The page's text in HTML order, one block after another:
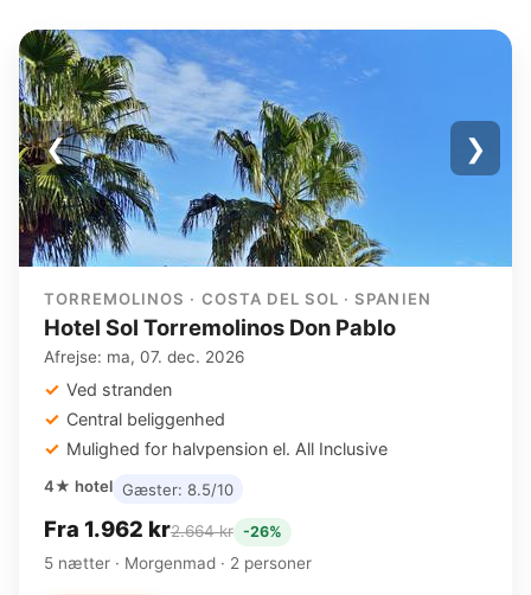
❮ ❯
TORREMOLINOS · COSTA DEL SOL · SPANIEN
Hotel Sol Torremolinos Don Pablo
Afrejse: ma, 07. dec. 2026
Ved stranden
Central beliggenhed
Mulighed for halvpension el. All Inclusive
4★ hotel Gæster: 8.5/10
Fra 1.962 kr2.664 kr -26%
5 nætter · Morgenmad · 2 personer